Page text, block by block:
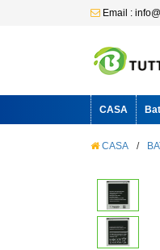
Email :
CASA
CASA /